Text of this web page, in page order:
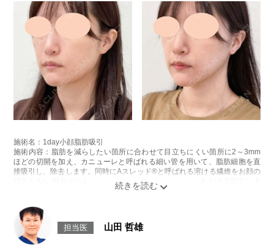
施術名：1day小顔脂肪吸引
施術内容：脂肪を減らしたい箇所に合わせて目立ちにくい箇所に2～3mm
ほどの切開を加え、カニューレと呼ばれる細い管を用いて、脂肪細胞を直
接吸引し、除去します。同時にAスレッド®と呼ばれる溶ける繊維をお顔の
目立たない部分から皮下へ挿入し、皮膚を内側から引き上げて固定しま
リスク、副作用：赤み、熱感、痛み、しびれ、むくみ、内出血、引き攣れ
感などが術後一時的に生じることがございます。また、稀に貧血、細菌感
染症、左右差、施術箇所の知覚鈍麻、ぼこつき、硬結、瘢痕化、色素沈
着、脂肪塞栓、皮膚のよれ、繊維の突出などを生じることがございます。
担当医 山田 哲雄